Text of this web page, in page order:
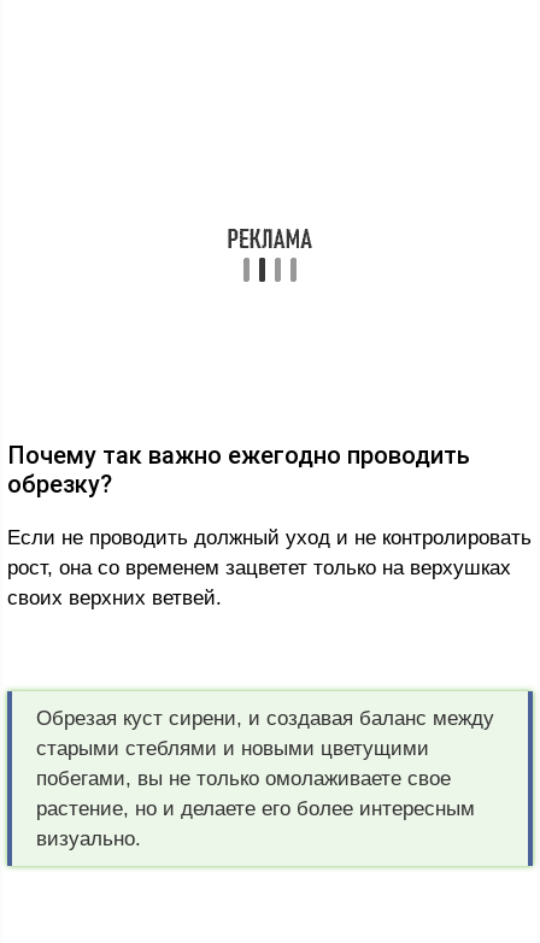
Почему так важно ежегодно проводить
обрезку?
Если не проводить должный уход и не контролировать
рост, она со временем зацветет только на верхушках
своих верхних ветвей.
Обрезая куст сирени, и создавая баланс между
старыми стеблями и новыми цветущими
побегами, вы не только омолаживаете свое
растение, но и делаете его более интересным
визуально.